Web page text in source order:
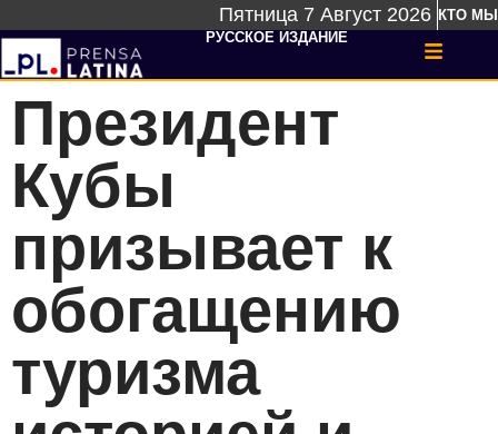
Пятница 7 Август 2026 КТО МЫ
РУССКОЕ ИЗДАНИЕ
Президент
Кубы
призывает к
обогащению
туризма